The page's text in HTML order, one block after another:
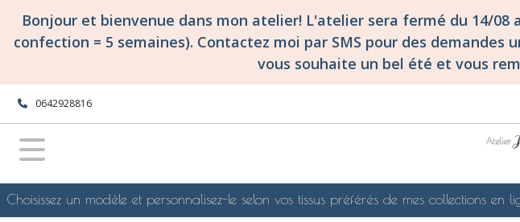
Bonjour et bienvenue dans mon atelier! L'atelier sera fermé du 14/
confection = 5 semaines). Contactez moi par SMS pour des
vous souhaite un bel été et vous
0642928816
Choisissez un modèle et personnalisez-le selon vos tissus préférés de mes collections en